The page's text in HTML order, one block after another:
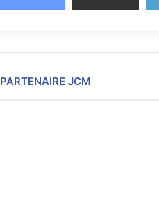
PARTENAIRE JCM